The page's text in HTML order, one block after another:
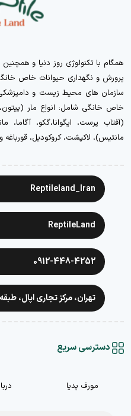
پرورش و نگهداری حیوانات خاص
سازمان های محیط زیست و
خاص خانگی شامل: انواع مار (پیتون،
(آفتاب پرست، ایگوانا،گکو، آگاما،
مانتیس)، لاکپشت، کروکودیل،
Reptileland_Iran
ReptileLand
0912-448-4252
تهران، مرکز تجاری اپال، طبقه ۷
دسترسی سریع
مورف پدیا